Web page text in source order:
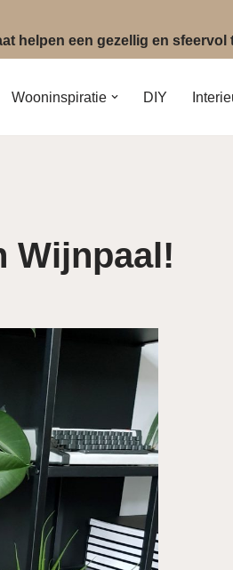
helpen een gezellig en
Wooninspiratie DIY
Wijnpaal!